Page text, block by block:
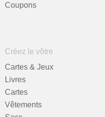
Coupons
Créez le vôtre
Cartes & Jeux
Livres
Cartes
Vêtements